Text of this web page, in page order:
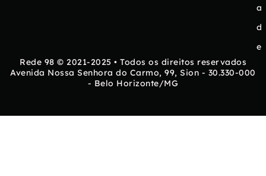
a
d
e
Rede 98 © 2021-2025 • Todos os direitos reservados
Avenida Nossa Senhora do Carmo, 99, Sion - 30.330-000
- Belo Horizonte/MG